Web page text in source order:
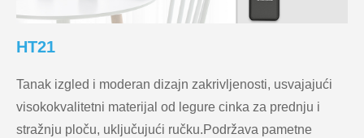
HT21
Tanak izgled i moderan dizajn zakrivljenosti, usvajajući
visokokvalitetni materijal od legure cinka za prednju i
stražnju ploču, uključujući ručku.Podržava pametne